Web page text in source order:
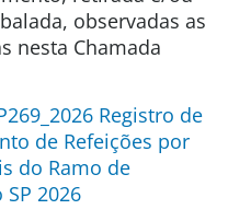
observadas as
nesta Chamada
Registro de
de Refeições por
do Ramo de
2026